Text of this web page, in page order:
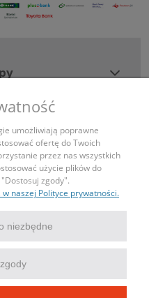
umożliwiają poprawne
ofertę do Twoich
przez nas wszystkich
użycie plików do
zgody".
naszej Polityce prywatności.
niezbędne